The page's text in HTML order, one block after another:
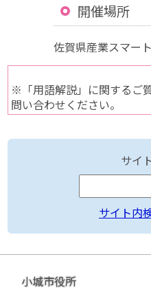
開催場所
佐賀県産業スマー
※「用語解説」に関するご
問い合わせください。
サイ
サイト内
小城市役所